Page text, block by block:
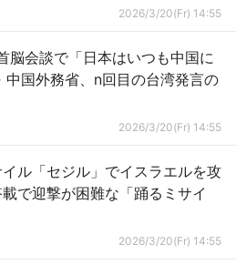
2026/3/20(Fr) 14:55
脳会談で「日本はいつも中国に
国外務省、n回目の台湾発言の
2026/3/20(Fr) 14:55
ル「セジル」でイスラエルを攻
で迎撃が困難な「踊るミサイ
2026/3/20(Fr) 14:55